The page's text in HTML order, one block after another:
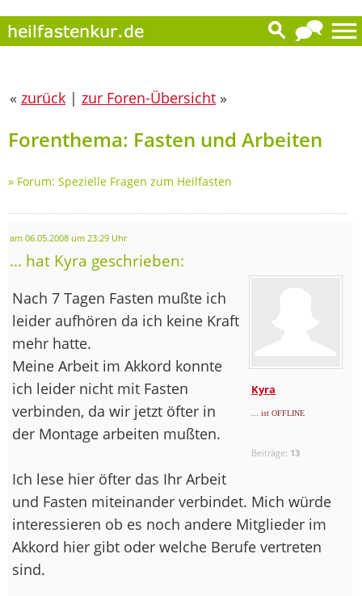
« zurück | zur Foren-Übersicht »
Forenthema: Fasten und Arbeiten
» Forum: Spezielle Fragen zum Heilfasten
am 06.05.2008 um 23:29 Uhr
... hat Kyra geschrieben:
Kyra
... ist OFFLINE
Beiträge: 13
Nach 7 Tagen Fasten mußte ich
leider aufhören da ich keine Kraft
mehr hatte.
Meine Arbeit im Akkord konnte
ich leider nicht mit Fasten
verbinden, da wir jetzt öfter in
der Montage arbeiten mußten.
Ich lese hier öfter das Ihr Arbeit
und Fasten miteinander verbindet. Mich würde
interessieren ob es noch andere Mitglieder im
Akkord hier gibt oder welche Berufe vertreten
sind.